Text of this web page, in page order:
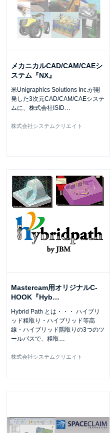
メカニカルCAD/CAM/CAEシ
ステム『NX』
米Unigraphics Solutions Inc.が開
発した3次元CAD/CAM/CAEシステ
ムに、株式会社ISID…
株式会社システムクリエイト
Mastercam用オリジナルC-
HOOK『Hyb…
Hybrid Path とは・・・ ハイブリ
ッド粗取り・ハイブリッド等高
線・ハイブリッド隅取りの3つのツ
ールパスで、粗取
株式会社システムクリエイト